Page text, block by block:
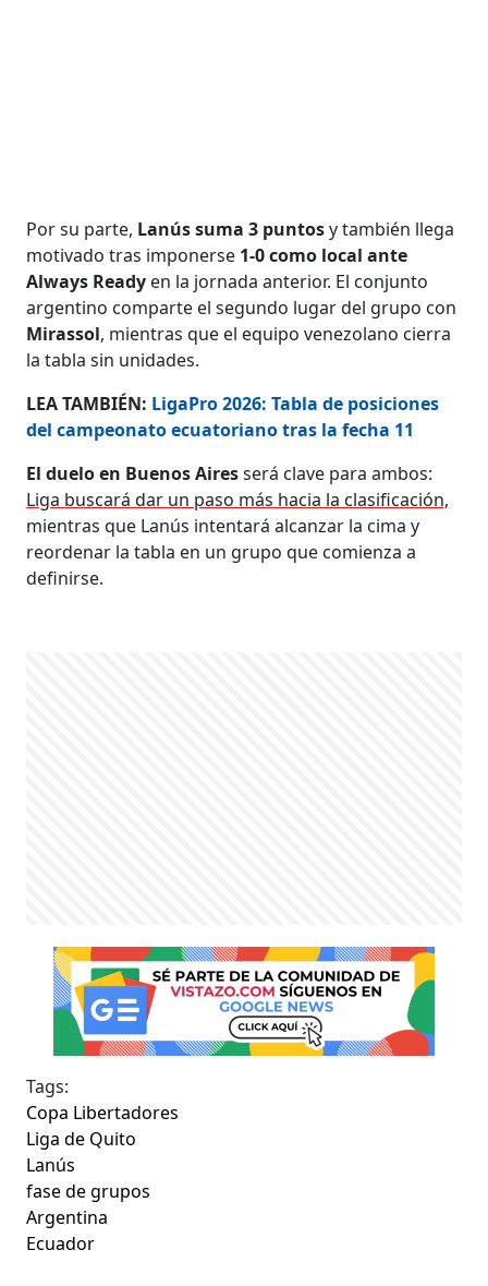
Por su parte, Lanússuma 3 puntosy también llega
motivado tras imponerse 1-0 como local ante
Always Ready en la jornada anterior. El conjunto
argentino comparte el segundo lugar del grupo con
Mirassol, mientras que el equipo venezolano cierra
la tabla sin unidades.
LEA TAMBIÉN: LigaPro 2026: Tabla de posiciones
del campeonato ecuatoriano tras la fecha 11
El duelo en Buenos Airesserá clave para ambos:
Liga buscará dar un paso más hacia la clasificación,
mientras que Lanús intentará alcanzar la cima y
reordenar la tabla en un grupo que comienza a
definirse.
Tags:
Copa Libertadores
Liga de Quito
Lanús
fase de grupos
Argentina
Ecuador